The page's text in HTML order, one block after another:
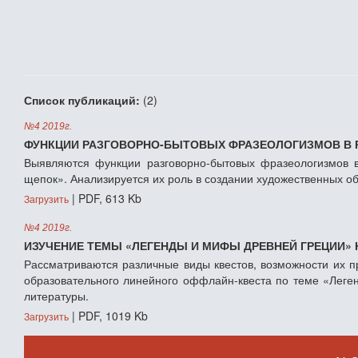
Список публикаций: (2)
№4 2019г.
ФУНКЦИИ РАЗГОВОРНО-БЫТОВЫХ ФРАЗЕОЛОГИЗМОВ В
Выявляются функции разговорно-бытовых
щепок». Анализируется их роль в создании художественных
Загрузить | PDF, 613 Kb
№4 2019г.
ИЗУЧЕНИЕ ТЕМЫ «ЛЕГЕНДЫ И МИФЫ ДРЕВНЕЙ
Рассматриваются различные виды квестов, возможности их
образовательного линейного оффлайн-квеста по теме
литературы.
Загрузить | PDF, 1019 Kb